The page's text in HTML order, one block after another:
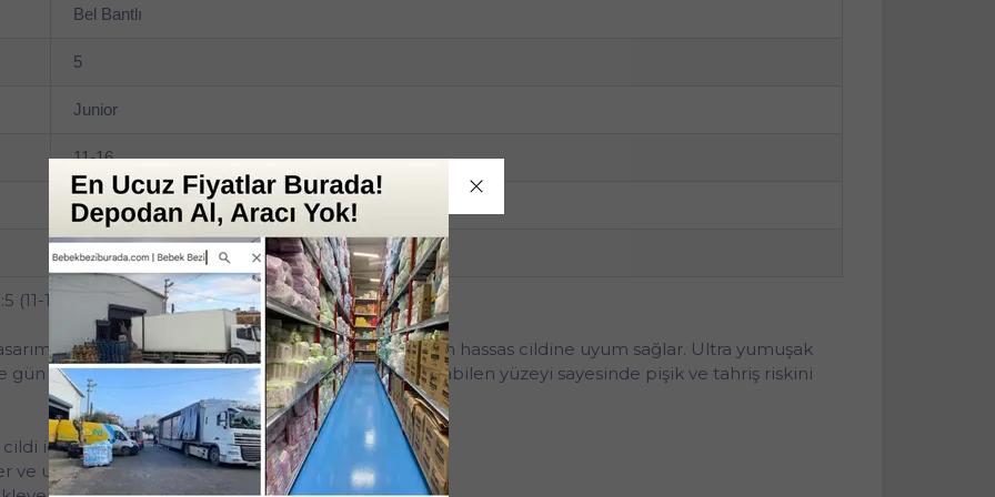
Bel Bantlı
5
Junior
11-16
3'lü
Fırsat Paketi
16Kg) Junior 126 Adet Ekonomik Fırsat Pk
ve üstün koruma sağlayan yapısıyla bebeklerin hassas cildine uyum sağlar. Ultra yumuşak
gün boyu kuru ve rahat bir kullanım sunar. Nefes alabilen yüzeyi sayesinde pişik ve tahriş riskini
için özel olarak tasarlanmıştır.
ve uzun süre kuruluk sağlar.